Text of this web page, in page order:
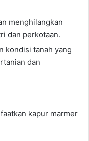
menghilangkan
dan perkotaan.
kondisi tanah yang
dan
kapur marmer